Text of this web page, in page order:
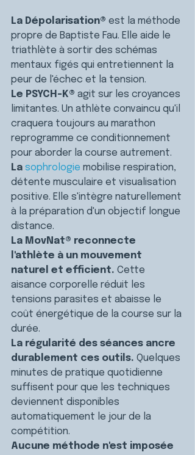
La Dépolarisation® est la méthode
propre de Baptiste Fau. Elle aide le
triathlète à sortir des schémas
mentaux figés qui entretiennent la
peur de l'échec et la tension.
Le PSYCH-K® agit sur les croyances
limitantes. Un athlète convaincu qu'il
craquera toujours au marathon
reprogramme ce conditionnement
pour aborder la course autrement.
La sophrologie mobilise respiration,
détente musculaire et visualisation
positive. Elle s'intègre naturellement
à la préparation d'un objectif longue
distance.
La MovNat® reconnecte
l'athlète à un mouvement
naturel et efficient. Cette
aisance corporelle réduit les
tensions parasites et abaisse le
coût énergétique de la course sur la
durée.
La régularité des séances ancre
durablement ces outils. Quelques
minutes de pratique quotidienne
suffisent pour que les techniques
deviennent disponibles
automatiquement le jour de la
compétition.
Aucune méthode n'est imposée